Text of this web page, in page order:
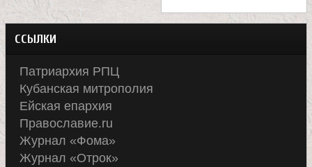
ССЫЛКИ
Патриархия РПЦ
Кубанская митрополия
Ейская епархия
Православие.ru
Журнал «Фома»
Журнал «Отрок»